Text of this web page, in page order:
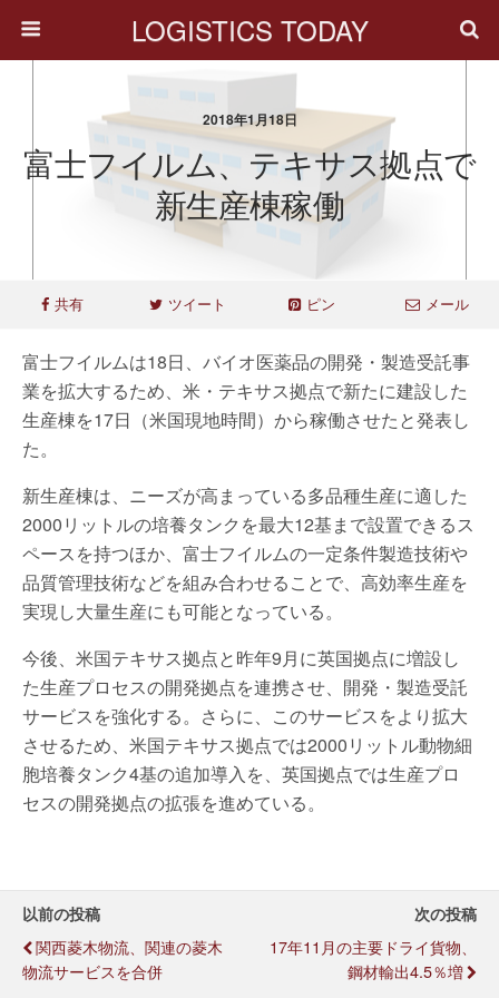
LOGISTICS TODAY
2018年1月18日
富士フイルム、テキサス拠点で
新生産棟稼働
共有 ツイート ピン メール
富士フイルムは18日、バイオ医薬品の開発・製造受託事
業を拡大するため、米・テキサス拠点で新たに建設した
生産棟を17日（米国現地時間）から稼働させたと発表し
た。
新生産棟は、ニーズが高まっている多品種生産に適した
2000リットルの培養タンクを最大12基まで設置できるス
ペースを持つほか、富士フイルムの一定条件製造技術や
品質管理技術などを組み合わせることで、高効率生産を
実現し大量生産にも可能となっている。
今後、米国テキサス拠点と昨年9月に英国拠点に増設し
た生産プロセスの開発拠点を連携させ、開発・製造受託
サービスを強化する。さらに、このサービスをより拡大
させるため、米国テキサス拠点では2000リットル動物細
胞培養タンク4基の追加導入を、英国拠点では生産プロ
セスの開発拠点の拡張を進めている。
以前の投稿
関西菱木物流、関連の菱木
物流サービスを合併
次の投稿
17年11月の主要ドライ貨物、
鋼材輸出4.5％増